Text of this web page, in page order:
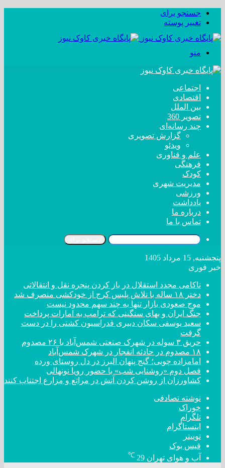
جستجو برای
تغییر پوسته
منو
اجتماعی
اقتصادی
بین الملل
تصویر 360
چند رسانه‌ای
گزارش تصویری
ویدئو
علم و فناوری
فرهنگی
کودک
مدیریت شهری
ورزشی
یادداشت
درباره ما
تماس با ما
پنجشنبه, 15 مرداد 1405
خبر فوری
ناکامی مجدد استقلال در باز کردن پنجره نقل و انتقالاتی
دختر ‌۱۸‌ ‌ساله‌ با تلاش پلیس کرج از خودکشی منصرف شد
موج صعودی بازار تنها به چند سهم محدود نیست
جنگ ایران و بهای سنگینی که ترامپ به امارات پرداخت
سعید یوسفی سکان دبیری فدراسیون کشتی را در دست
گرفت
حریق ۳ سوله در شهرک صنعتی شمس‌آباد با ۲۶ مصدوم
۱۸ مصدوم در حادثه انفجار در شهرک شمس‌آباد
امامزاده چوبی؛ گنج پنهان البرز در دل روستای ورده
فصل دوم «روشنایی شب» با حضور رویا نونهالی
کشاورزان از روشن کردن آتش در مراتع و مزارع اجتناب کنند
نوشته تصادفی
خوراک
تلگرام
اینستاگرام
توییتر
فیس بوک
آب و هوای تهران 29
℃